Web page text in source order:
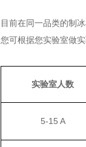
目前在同一品类的制
您可根据您实验室做
实验室人数
5-1 5 A